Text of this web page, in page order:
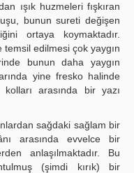
ışık huzmeleri fışkıran
bunun sureti değişen
ortaya koymaktadır.
temsil edilmesi çok yaygın
bunun daha yaygın
yine fresko halinde
arasında bir yazı
sağdaki sağlam bir
arasında evvelce bir
anlaşılmaktadır. Bu
(şimdi kırık) bir